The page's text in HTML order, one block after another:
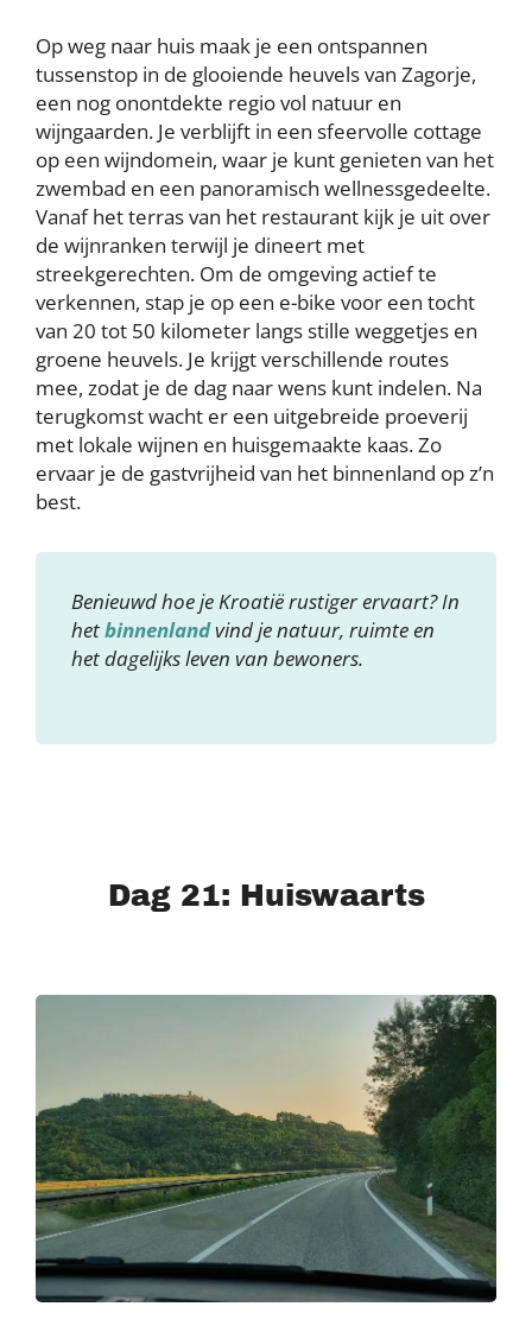
Op weg naar huis maak je een ontspannen
tussenstop in de glooiende heuvels van Zagorje,
een nog onontdekte regio vol natuur en
wijngaarden. Je verblijft in een sfeervolle cottage
op een wijndomein, waar je kunt genieten van het
zwembad en een panoramisch wellnessgedeelte.
Vanaf het terras van het restaurant kijk je uit over
de wijnranken terwijl je dineert met
streekgerechten. Om de omgeving actief te
verkennen, stap je op een e-bike voor een tocht
van 20 tot 50 kilometer langs stille weggetjes en
groene heuvels. Je krijgt verschillende routes
mee, zodat je de dag naar wens kunt indelen. Na
terugkomst wacht er een uitgebreide proeverij
met lokale wijnen en huisgemaakte kaas. Zo
ervaar je de gastvrijheid van het binnenland op z’n
best.
Benieuwd hoe je Kroatië rustiger ervaart? In
hetbinnenlandvind je natuur, ruimte en
het dagelijks leven van bewoners.
Dag 21: Huiswaarts